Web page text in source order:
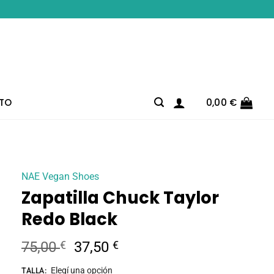
0,00 €
NAE Vegan Shoes
Zapatilla Chuck Taylor
Redo Black
75,00€
El
37,50€El
TALLA: Elegí una opción